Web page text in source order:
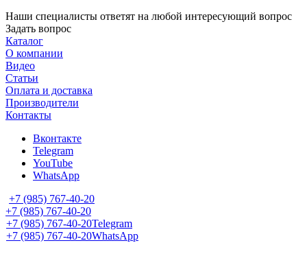
Наши специалисты ответят на любой интересующий вопрос
Задать вопрос
Каталог
О компании
Видео
Статьи
Оплата и доставка
Производители
Контакты
Вконтакте
Telegram
YouTube
WhatsApp
+7 (985) 767-40-20
+7 (985) 767-40-20
+7 (985) 767-40-20Telegram
+7 (985) 767-40-20WhatsApp